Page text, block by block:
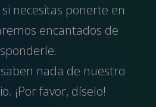
si necesitas ponerte en
encantados de
nada de nuestro
¡Por favor, díselo!